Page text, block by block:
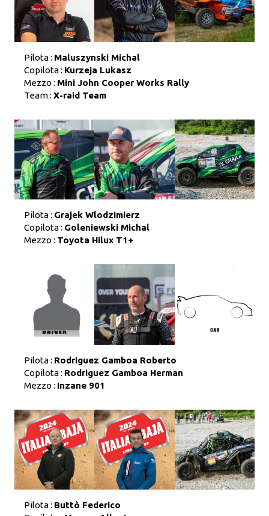
Pilota : Maluszynski Michal
Copilota : Kurzeja Lukasz
Mezzo : Mini John Cooper Works Rally
Team : X-raid Team
Pilota : Grajek Wlodzimierz
Copilota : Goleniewski Michal
Mezzo : Toyota Hilux T1+
Pilota : Rodriguez Gamboa Roberto
Copilota : Rodriguez Gamboa Herman
Mezzo : Inzane 901
Pilota : Buttò Federico